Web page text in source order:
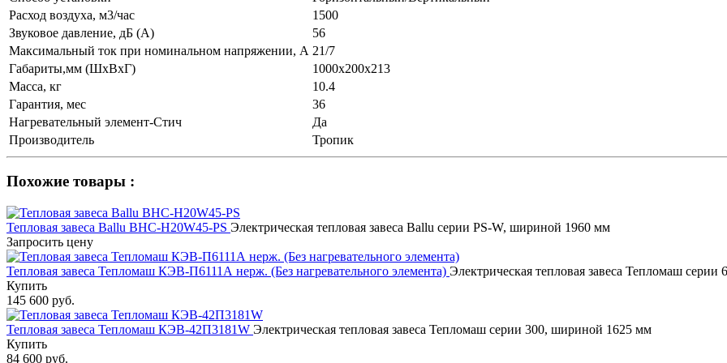
Расход воздуха, м3/час
1500
Звуковое давление, дБ (A)
56
Максимальный ток при номинальном напряжении, А 21/7
Габариты,мм (ШхВхГ)
1000х200х213
Масса, кг
10.4
Гарантия, мес
36
Нагревательный элемент-Стич
Да
Производитель
Тропик
Похожие товары :
Тепловая завеса Ballu BHC-H20W45-PS Электрическая тепловая завеса Ballu серии PS-W, шириной 1960 мм
Запросить цену
Тепловая завеса Тепломаш КЭВ-П6111А нерж. (Без нагревательного элемента) Электрическая тепловая завеса Тепломаш серии
Купить
145 600 руб.
Тепловая завеса Тепломаш КЭВ-42П3181W Электрическая тепловая завеса Тепломаш серии 300, шириной 1625 мм
Купить
84 600 руб.